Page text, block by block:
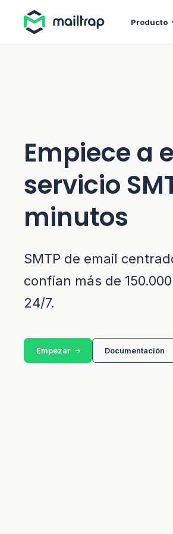
Producto
Empiece a
servicio
minutos
SMTP de email
confían más de
24/7.
Empezar Documentación